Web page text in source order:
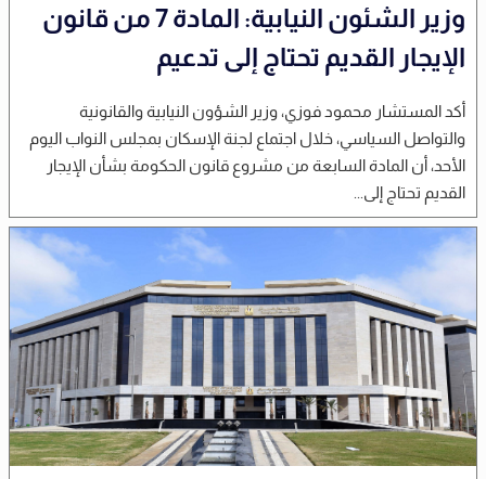
وزير الشئون النيابية: المادة 7 من قانون
الإيجار القديم تحتاج إلى تدعيم
أكد المستشار محمود فوزي، وزير الشؤون النيابية والقانونية
والتواصل السياسي، خلال اجتماع لجنة الإسكان بمجلس النواب اليوم
الأحد، أن المادة السابعة من مشروع قانون الحكومة بشأن الإيجار
القديم تحتاج إلى...